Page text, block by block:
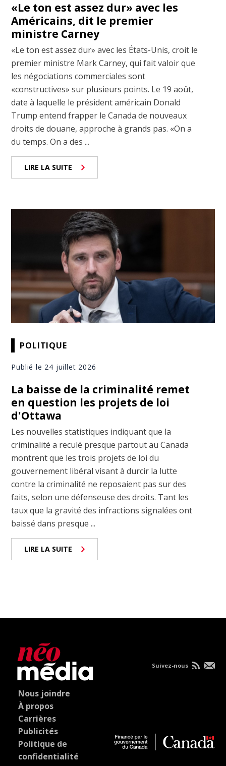
«Le ton est assez dur» avec les
Américains, dit le premier
ministre Carney
«Le ton est assez dur» avec les États-Unis, croit le
premier ministre Mark Carney, qui fait valoir que
les négociations commerciales sont
«constructives» sur plusieurs points. Le 19 août,
date à laquelle le président américain Donald
Trump entend frapper le Canada de nouveaux
droits de douane, approche à grands pas. «On a
du temps. On a des ...
LIRE LA SUITE
POLITIQUE
Publié le 24 juillet 2026
La baisse de la criminalité remet
en question les projets de loi
d'Ottawa
Les nouvelles statistiques indiquant que la
criminalité a reculé presque partout au Canada
montrent que les trois projets de loi du
gouvernement libéral visant à durcir la lutte
contre la criminalité ne reposaient pas sur des
faits, selon une défenseuse des droits. Tant les
taux que la gravité des infractions signalées ont
baissé dans presque ...
LIRE LA SUITE
Nous joindre
À propos
Carrières
Publicités
Politique de
confidentialité
Suivez-nous